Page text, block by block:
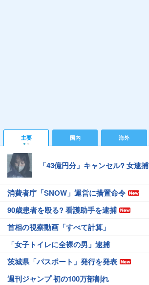
主要 国内 海外
「43億円分」キャンセル? 女逮捕
消費者庁「SNOW」運営に措置命令
90歳患者を殴る? 看護助手を逮捕
首相の視察動画「すべて計算」
「女子トイレに全裸の男」逮捕
茨城県「パスポート」発行を発表
週刊ジャンプ 初の100万部割れ